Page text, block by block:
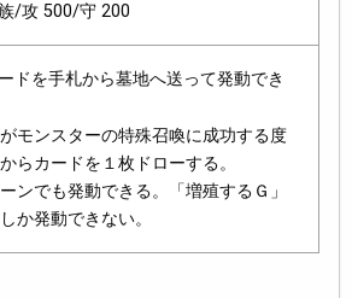
/攻 500/守 200
ドを手札から墓地へ送って発動でき
モンスターの特殊召喚に成功する度
らカードを１枚ドローする。
ンでも発動できる。「増殖するＧ」
か発動できない。